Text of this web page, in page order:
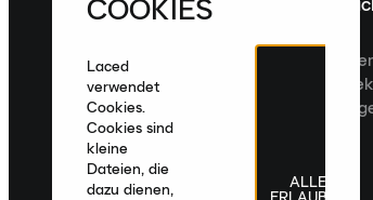
Veröffentlichungen an
Melde dich für den Laced
Veröffentlichungen, kuratierte
zugeschnittene
COOKIES
Laced
verwendet
Cookies.
Cookies sind
kleine
Dateien, die
dazu dienen,
ALLE